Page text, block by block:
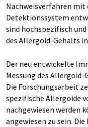
Nachweisverfahren mit
Detektionssystem
sind hochspezifisch
des Allergoid-Gehalts
Der neu entwickelte
Messung des
Die Forschungsarbeit
spezifische Allergoide
nachgewiesen werden
angewiesen zu sein.